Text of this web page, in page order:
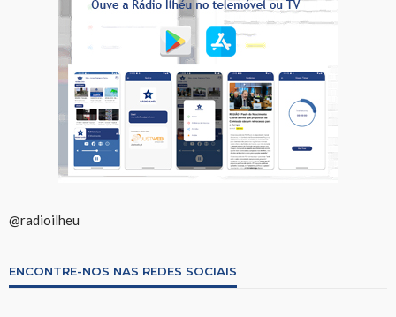
@radioilheu
ENCONTRE-NOS NAS REDES SOCIAIS